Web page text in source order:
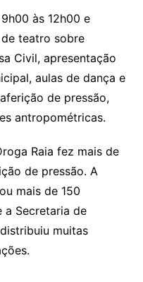
às 12h00 e
teatro sobre
Civil, apresentação
aulas de dança e
de pressão,
antropométricas.
Raia fez mais de
de pressão. A
mais de 150
a Secretaria de
muitas